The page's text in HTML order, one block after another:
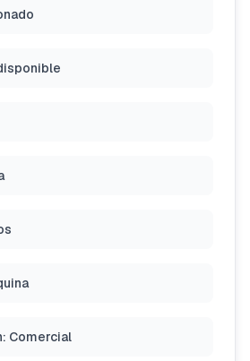
Comercial